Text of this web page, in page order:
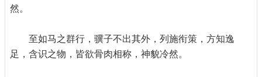
然。
至如马之群行，骥子不出其外，列施衔策，方知逸
足，含识之物，皆欲骨肉相称，神貌冷然。